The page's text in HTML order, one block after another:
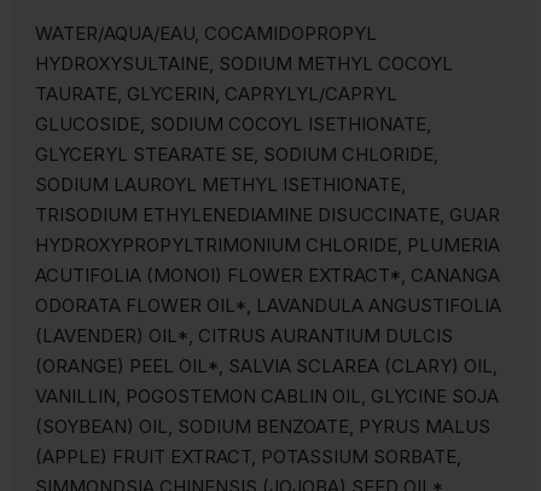
WATER/AQUA/EAU, COCAMIDOPROPYL
HYDROXYSULTAINE, SODIUM METHYL COCOYL
TAURATE, GLYCERIN, CAPRYLYL/CAPRYL
GLUCOSIDE, SODIUM COCOYL ISETHIONATE,
GLYCERYL STEARATE SE, SODIUM CHLORIDE,
SODIUM LAUROYL METHYL ISETHIONATE,
TRISODIUM ETHYLENEDIAMINE DISUCCINATE, GUAR
HYDROXYPROPYLTRIMONIUM CHLORIDE, PLUMERIA
ACUTIFOLIA (MONOI) FLOWER EXTRACT*, CANANGA
ODORATA FLOWER OIL*, LAVANDULA ANGUSTIFOLIA
(LAVENDER) OIL*, CITRUS AURANTIUM DULCIS
(ORANGE) PEEL OIL*, SALVIA SCLAREA (CLARY) OIL,
VANILLIN, POGOSTEMON CABLIN OIL, GLYCINE SOJA
(SOYBEAN) OIL, SODIUM BENZOATE, PYRUS MALUS
(APPLE) FRUIT EXTRACT, POTASSIUM SORBATE,